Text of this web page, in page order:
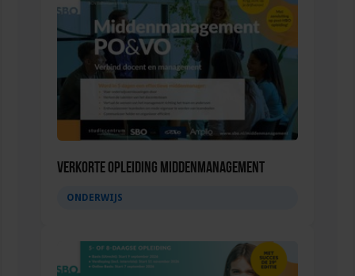
Verkorte opleiding Middenmanagement
ONDERWIJS